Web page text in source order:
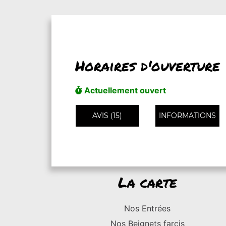
Horaires d'ouverture
Actuellement ouvert
AVIS (15) INFORMATIONS
La carte
Nos Entrées
Nos Beignets farcis